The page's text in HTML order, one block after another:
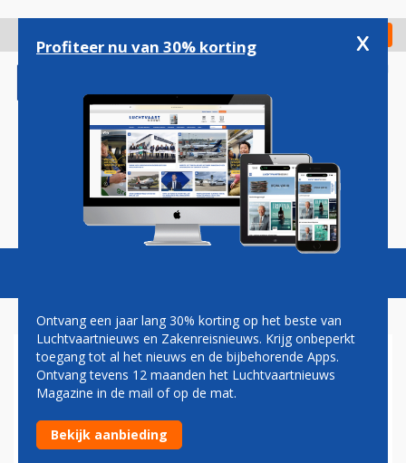
gaan
Check in
Magazine Podcasts Vacatures
KERRY: RUSLAND LEVERDE
RAKETSYSTEEM
20 juli 2014 - 17:54
Profiteer nu van 30% korting x
Ontvang een jaar lang 30% korting op het beste van
Luchtvaartnieuws en Zakenreisnieuws. Krijg onbeperkt
toegang tot al het nieuws en de bijbehorende Apps.
Ontvang tevens 12 maanden het Luchtvaartnieuws
Magazine in de mail of op de mat.
Bekijk aanbieding